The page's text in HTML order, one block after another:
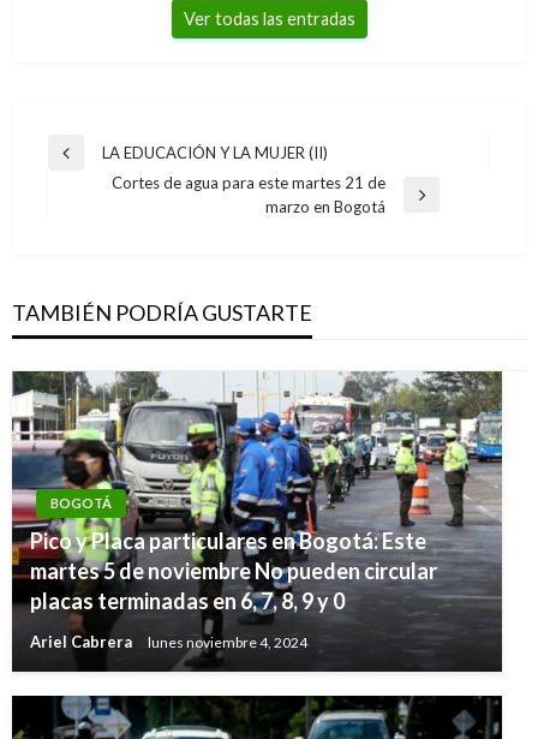
Ver todas las entradas
Navegación
Entrada
LA EDUCACIÓN Y LA MUJER (II)
Cortes de agua para este martes 21 de
marzo en Bogotá
TAMBIÉN PODRÍA GUSTARTE
BOGOTÁ
Pico y Placa particulares en Bogotá: Este
martes 5 de noviembre No pueden circular
placas terminadas en 6, 7, 8, 9 y 0
Ariel Cabrera lunes noviembre 4, 2024